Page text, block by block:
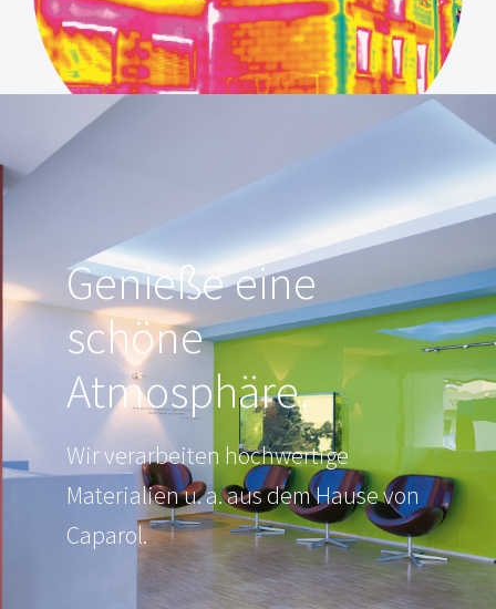
Genieße eine
schöne
Atmosphäre.
Wir verarbeiten hochwertige
Materialien u. a. aus dem Hause von
Caparol.